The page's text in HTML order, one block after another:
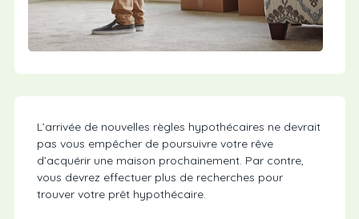
L’arrivée de nouvelles règles hypothécaires ne devrait
pas vous empêcher de poursuivre votre rêve
d’acquérir une maison prochainement. Par contre,
vous devrez effectuer plus de recherches pour
trouver votre prêt hypothécaire.